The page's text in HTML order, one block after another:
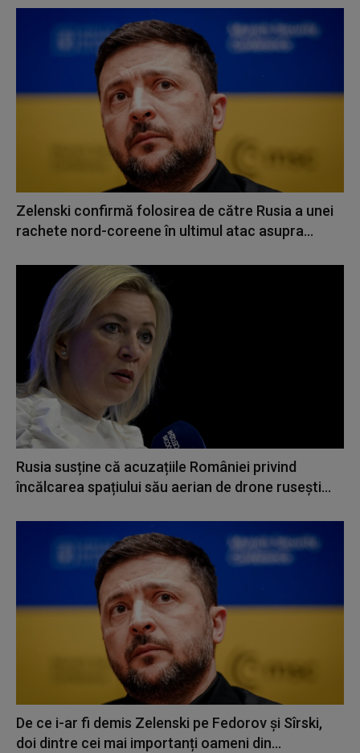
Zelenski confirmă folosirea de către Rusia a unei
rachete nord-coreene în ultimul atac asupra...
Rusia susține că acuzațiile României privind
încălcarea spațiului său aerian de drone rusești...
De ce i-ar fi demis Zelenski pe Fedorov şi Sîrski,
doi dintre cei mai importanți oameni din...